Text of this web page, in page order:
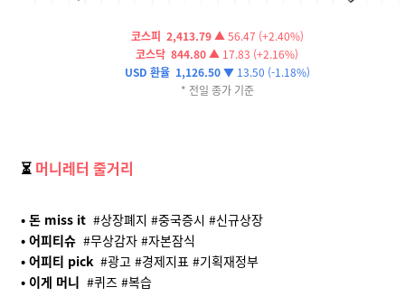
코스피 2,413.79▲ 56.47 (+2.40%)
코스닥 844.80▲ 17.83 (+2.16%)
USD 환율 1,126.50▼ 13.50 (-1.18%)
* 전일 종가 기준
⏳ 머니레터 줄거리
• 돈 miss it #상장폐지 #중국증시 #신규상장
• 어피티슈 #무상감자 #자본잠식
• 어피티 pick #광고 #경제지표 #기획재정부
• 이게 머니 #퀴즈 #복습